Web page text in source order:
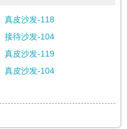
真皮沙发-118
接待沙发-104
真皮沙发-119
真皮沙发-104